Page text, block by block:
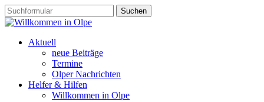
Aktuell
neue Beiträge
Termine
Olper Nachrichten
Helfer & Hilfen
Willkommen in Olpe